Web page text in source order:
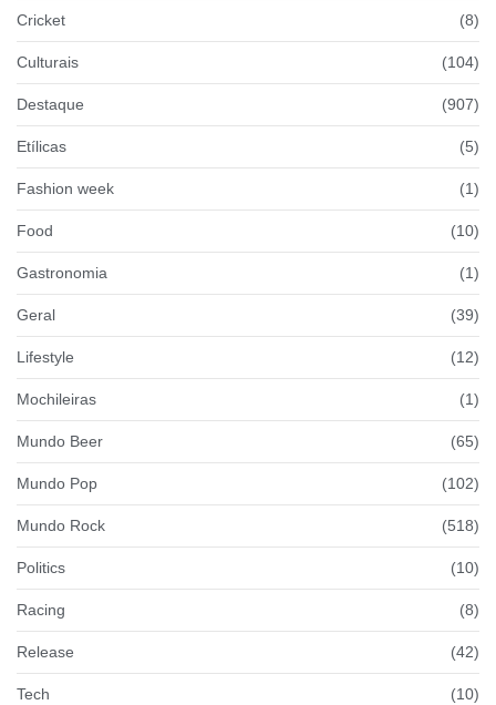
Cricket (8)
Culturais (104)
Destaque (907)
Etílicas (5)
Fashion week (1)
Food (10)
Gastronomia (1)
Geral (39)
Lifestyle (12)
Mochileiras (1)
Mundo Beer (65)
Mundo Pop (102)
Mundo Rock (518)
Politics (10)
Racing (8)
Release (42)
Tech (10)